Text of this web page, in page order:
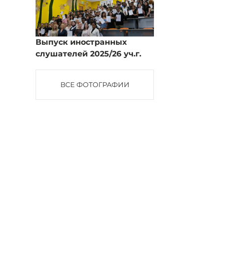
Выпуск иностранных
слушателей 2025/26 уч.г.
ВСЕ ФОТОГРАФИИ